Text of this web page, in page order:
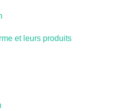
et leurs produits